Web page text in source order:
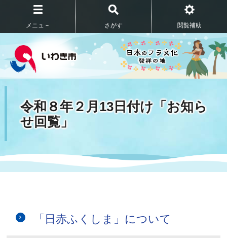
メニュ－ さがす 閲覧補助
令和８年２月13日付け「お知ら
せ回覧」
「日赤ふくしま」について